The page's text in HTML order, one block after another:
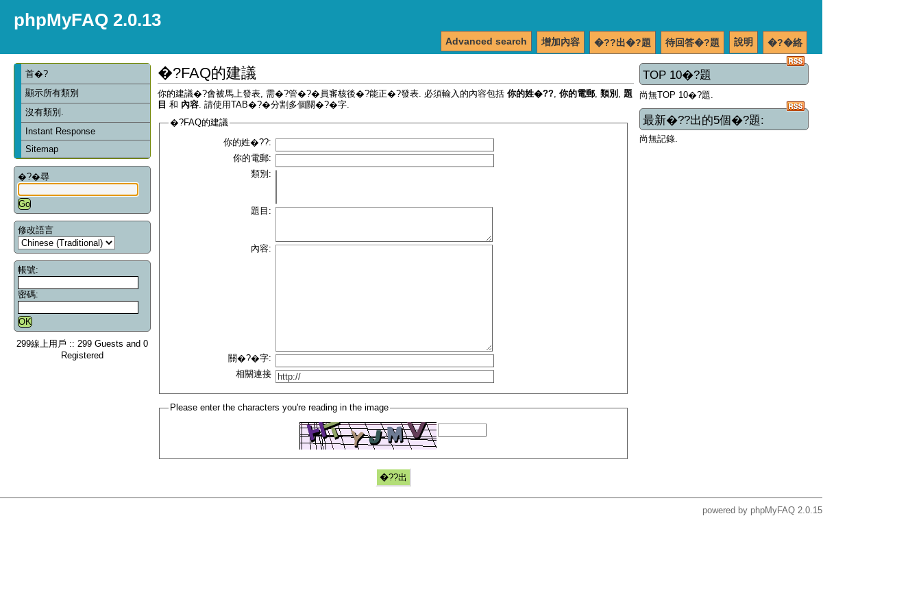
phpMyFAQ 2.0.13
�?�絡
說明
待回答�?題
�??出�?題
增加內容
Advanced search
首�?
顯示所有類別
沒有類別.
Instant Response
Sitemap
�?�尋
修改語言
帳號:
密碼:
299線上用戶 :: 299 Guests and 0
Registered
TOP 10�?題
尚無TOP 10�?題.
最新�??出的5個�?題:
尚無記錄.
�?FAQ的建議
你的建議�?會被馬上發表, 需�?管�?�員審核後�?能正�?發表. 必須輸入的內容包括 你的姓�?? 你的電郵 類別
題
目 和 內容 . 請使用TAB�?�分割多個關�?�字.
�?FAQ的建議
你的姓�??:
你的電郵:
類別:
題目:
內容:
關�?�字:
相關連接
Please enter the characters you're reading in the image
powered by phpMyFAQ 2.0.15